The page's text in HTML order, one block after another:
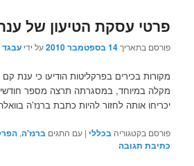
פרטי עסקת הטיעון של
פורסם בתאריך14 בספטמבר 2010 על ידיעבגד
מקורות בכירים בפרקליטות הודיעו כי ענת
מקלה במיוחד, במסגרתה תרצה מספר
יכריחו אותה לחזור להיות כתבת ברנז’ה
פורסם בקטגוריה בכללי |עם התגים ברנז'ה,
כתיבת תגובה